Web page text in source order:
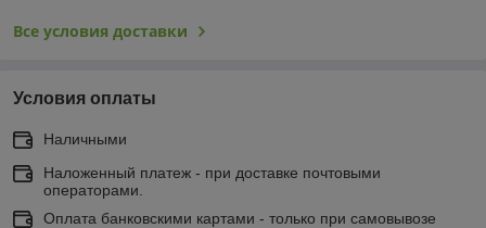
Все условия доставки
Условия оплаты
Наличными
Наложенный платеж - при доставке почтовыми
операторами.
Оплата банковскими картами - только при самовывозе